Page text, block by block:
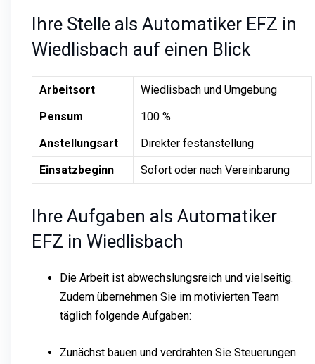
Ihre Stelle als Automatiker EFZ in
Wiedlisbach auf einen Blick
Arbeitsort
Wiedlisbach und Umgebung
Pensum
100 %
Anstellungsart
Direkter festanstellung
Einsatzbeginn
Sofort oder nach Vereinbarung
Ihre Aufgaben als Automatiker
EFZ in Wiedlisbach
Die Arbeit ist abwechslungsreich und vielseitig.
Zudem übernehmen Sie im motivierten Team
täglich folgende Aufgaben:
Zunächst bauen und verdrahten Sie Steuerungen